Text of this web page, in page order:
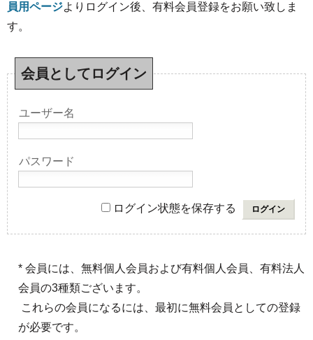
員用ページよりログイン後、有料会員登録をお願い致しま
す。
会員としてログイン
ユーザー名
パスワード
ログイン状態を保存する
* 会員には、無料個人会員および有料個人会員、有料法人
会員の3種類ございます。
これらの会員になるには、最初に無料会員としての登録
が必要です。